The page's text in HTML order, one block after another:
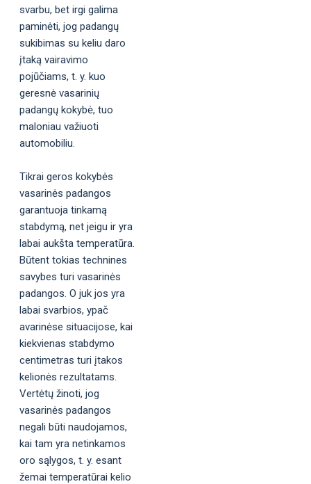
svarbu, bet irgi galima
paminėti, jog padangų
sukibimas su keliu daro
įtaką vairavimo
pojūčiams, t. y. kuo
geresnė vasarinių
padangų kokybė, tuo
maloniau važiuoti
automobiliu.
Tikrai geros kokybės
vasarinės padangos
garantuoja tinkamą
stabdymą, net jeigu ir yra
labai aukšta temperatūra.
Būtent tokias technines
savybes turi vasarinės
padangos. O juk jos yra
labai svarbios, ypač
avarinėse situacijose, kai
kiekvienas stabdymo
centimetras turi įtakos
kelionės rezultatams.
Vertėtų žinoti, jog
vasarinės padangos
negali būti naudojamos,
kai tam yra netinkamos
oro sąlygos, t. y. esant
žemai temperatūrai kelio